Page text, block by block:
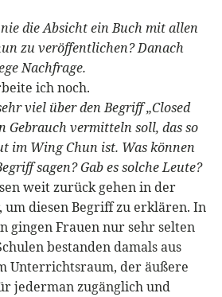
die Absicht ein Buch mit allen
zu veröffentlichen? Danach
Nachfrage.
ich noch.
viel über den Begriff „Closed
Gebrauch vermitteln soll, das so
im Wing Chun ist. Was können
sagen? Gab es solche Leute?
weit zurück gehen in der
um diesen Begriff zu erklären. In
gingen Frauen nur sehr selten
bestanden damals aus
Unterrichtsraum, der äußere
jederman zugänglich und